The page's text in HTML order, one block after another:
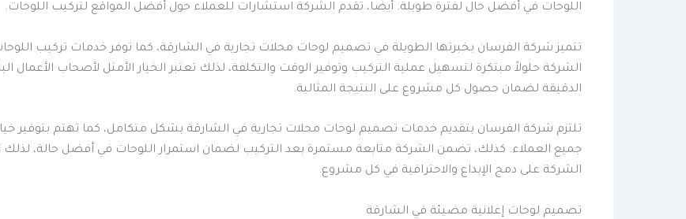
اللوحات في أفضل حال لفترة طويلة. أيضًا، تقدم الشركة استشارات للعملاء حول أفضل المواقع لتركيب اللوحات.
تتميز شركة الفرسان بخبرتها الطويلة في تصميم لوحات محلات تجارية في الشارقة، كما توفر خدمات تركيب
الشركة حلولاً مبتكرة لتسهيل عملية التركيب وتوفير الوقت والتكلفة، لذلك تعتبر الخيار الأمثل لأصحاب الأعمال
الدقيقة لضمان حصول كل مشروع على النتيجة المثالية.
تلتزم شركة الفرسان بتقديم خدمات تصميم لوحات محلات تجارية في الشارقة بشكل متكامل، كما تهتم بتوفير
جميع العملاء. كذلك، تضمن الشركة متابعة مستمرة بعد التركيب لضمان استمرار اللوحات في أفضل حالة، لذلك
الشركة على دمج الإبداع والاحترافية في كل مشروع.
تصميم لوحات إعلانية مضيئة في الشارقة